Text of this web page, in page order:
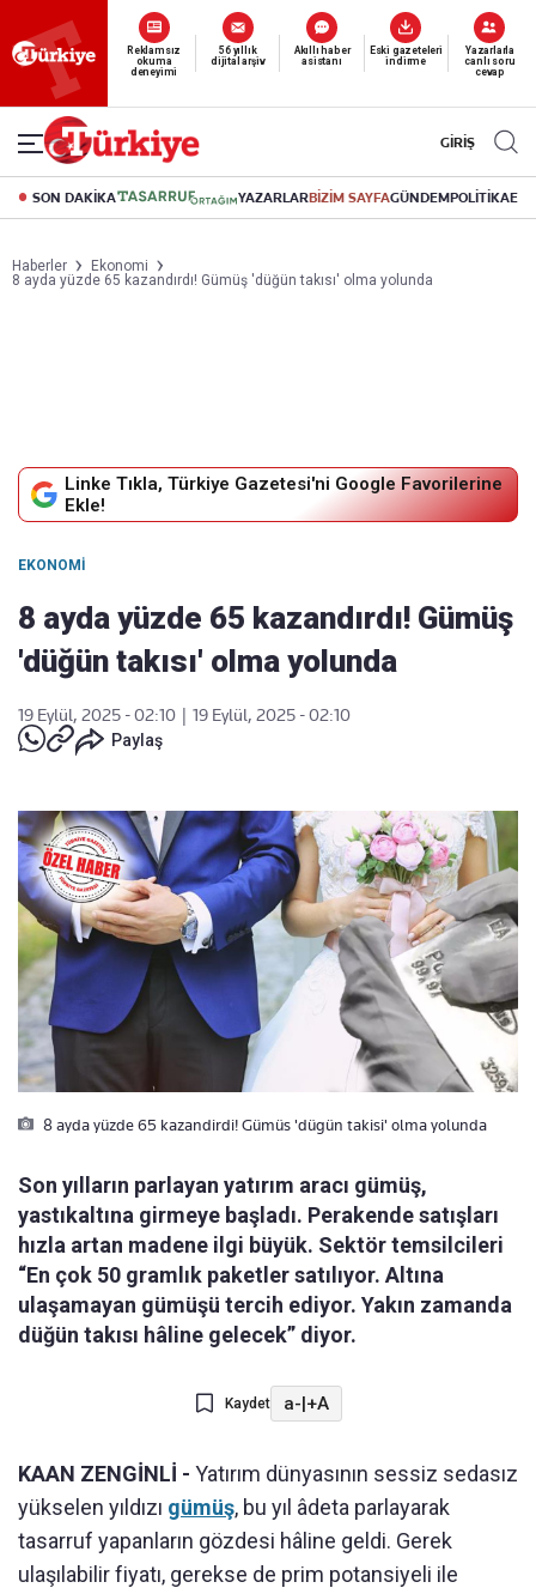
Yeni nesil dijital
abonelik 19 TL’den başlayan fiyatlarla.
GİRİŞ
SON DAKİKA YAZARLARBİZİM SAYFAGÜNDEMPOLİTİKA
Haberler
Ekonomi
8 ayda yüzde 65 kazandırdı! Gümüş 'düğün takısı' olma yolunda
Linke Tıkla, Türkiye Gazetesi'ni Google Favorilerine
Ekle!
EKONOMI
8 ayda yüzde 65 kazandırdı! Gümüş
'düğün takısı' olma yolunda
19 Eylül, 2025 - 02:10
19 Eylül, 2025 - 02:10
Paylaş
8 ayda yüzde 65 kazandirdi! Gümüs 'dügün takisi' olma yolunda
Son yılların parlayan yatırım aracı gümüş,
yastıkaltına girmeye başladı. Perakende satışları
hızla artan madene ilgi büyük. Sektör temsilcileri
“En çok 50 gramlık paketler satılıyor. Altına
ulaşamayan gümüşü tercih ediyor. Yakın zamanda
düğün takısı hâline gelecek” diyor.
Kaydet a-|+A
KAAN ZENGİNLİ - Yatırım dünyasının sessiz sedasız
yükselen yıldızı gümüş, bu yıl âdeta parlayarak
tasarruf yapanların gözdesi hâline geldi. Gerek
ulaşılabilir fiyatı, gerekse de prim potansiyeli ile